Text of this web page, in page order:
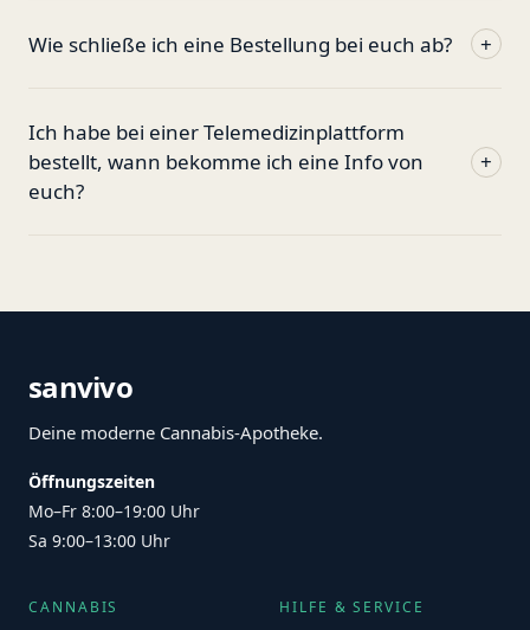
Wie schließe ich eine Bestellung bei euch ab? +
Ich habe bei einer Telemedizinplattform
bestellt, wann bekomme ich eine Info von
euch?
+
sanvivo
Deine moderne Cannabis-Apotheke.
Öffnungszeiten
Mo–Fr 8:00–19:00 Uhr
Sa 9:00–13:00 Uhr
CANNABIS HILFE & SERVICE